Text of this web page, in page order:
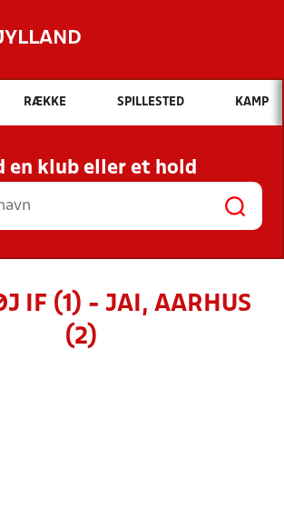
Hvad vil du søge efter?
INDHOLD OG NYHEDER
RESULTATER, KLUBBER OG
HOLD
RÆKKE SPILLESTED KAMP
en klub eller et hold
IF (1) - JAI, AARHUS
(2)